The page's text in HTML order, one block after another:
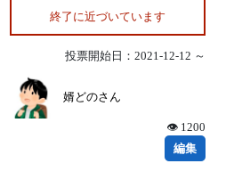
終了に近づいています
投票開始日：2021-12-12 ～
婿どのさん
👁 1200
編集